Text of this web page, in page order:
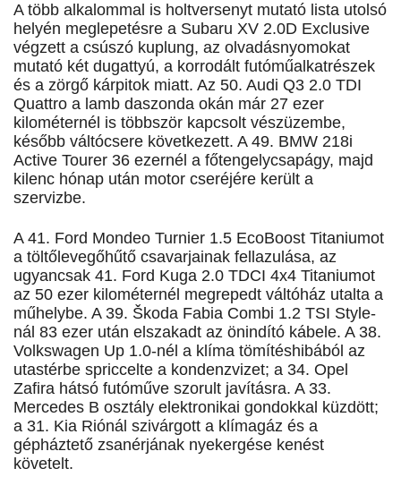
A több alkalommal is holtversenyt mutató lista utolsó
helyén meglepetésre a Subaru XV 2.0D Exclusive
végzett a csúszó kuplung, az olvadásnyomokat
mutató két dugattyú, a korrodált futóműalkatrészek
és a zörgő kárpitok miatt. Az 50. Audi Q3 2.0 TDI
Quattro a lamb daszonda okán már 27 ezer
kilométernél is többször kapcsolt vészüzembe,
később váltócsere következett. A 49. BMW 218i
Active Tourer 36 ezernél a főtengelycsapágy, majd
kilenc hónap után motor cseréjére került a
szervizbe.
A 41. Ford Mondeo Turnier 1.5 EcoBoost Titaniumot
a töltőlevegőhűtő csavarjainak fellazulása, az
ugyancsak 41. Ford Kuga 2.0 TDCI 4x4 Titaniumot
az 50 ezer kilométernél megrepedt váltóház utalta a
műhelybe. A 39. Škoda Fabia Combi 1.2 TSI Style-
nál 83 ezer után elszakadt az önindító kábele. A 38.
Volkswagen Up 1.0-nél a klíma tömítéshibából az
utastérbe spriccelte a kondenzvizet; a 34. Opel
Zafira hátsó futóműve szorult javításra. A 33.
Mercedes B osztály elektronikai gondokkal küzdött;
a 31. Kia Riónál szivárgott a klímagáz és a
gépháztető zsanérjának nyekergése kenést
követelt.